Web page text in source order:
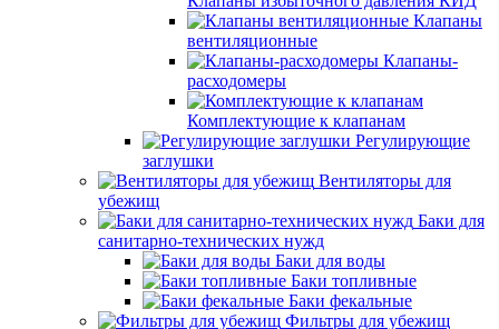
Клапаны
вентиляционные
Клапаны-
расходомеры
Комплектующие к клапанам
Регулирующие
заглушки
Вентиляторы для
убежищ
Баки для
санитарно-технических нужд
Баки для воды
Баки топливные
Баки фекальные
Фильтры для убежищ